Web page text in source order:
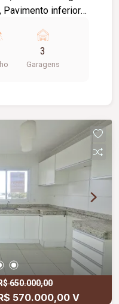
Pavimento inferior
com closet,
de esportes,
salão de
3
Garagens
650.000,00
570.000,00 V